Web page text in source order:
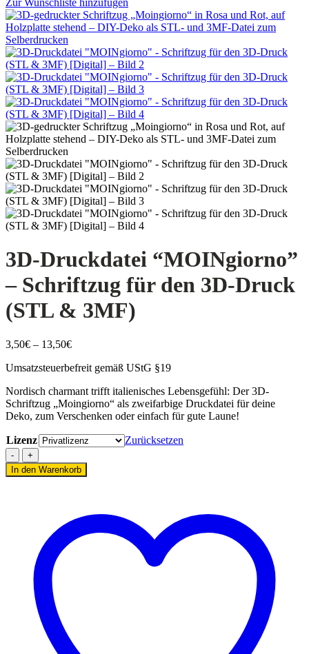
Zur Wunschliste hinzufügen
3D-Druckdatei “MOINgiorno”
– Schriftzug für den 3D-Druck
(STL & 3MF)
3,50€ – 13,50€Preisspanne:
bis
Umsatzsteuerbefreit gemäß UStG §19
Nordisch charmant trifft italienisches Lebensgefühl: Der 3D-
Schriftzug „Moingiorno“ als zweifarbige Druckdatei für deine
Deko, zum Verschenken oder einfach für gute Laune!
Lizenz
Zurücksetzen
3D-
Druckdatei
"MOINgiorno"
Druck
(STL
3MF)
[Digital]
Menge
In den Warenkorb